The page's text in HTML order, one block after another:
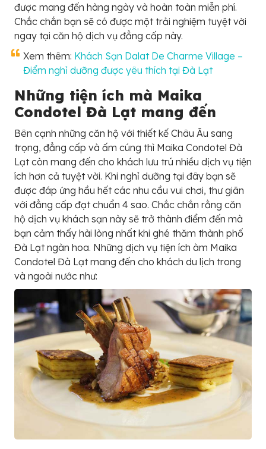
được mang đến hàng ngày và hoàn toàn miễn phí.
Chắc chắn bạn sẽ có được một trải nghiệm tuyệt vời
ngay tại căn hộ dịch vụ đẳng cấp này.
Xem thêm: Khách Sạn Dalat De Charme Village –
Điểm nghỉ dưỡng được yêu thích tại Đà Lạt
Những tiện ích mà Maika
Condotel Đà Lạt mang đến
Bên cạnh những căn hộ với thiết kế Châu Âu sang
trọng, đẳng cấp và ấm cúng thì Maika Condotel Đà
Lạt còn mang đến cho khách lưu trú nhiều dịch vụ tiện
ích hơn cả tuyệt vời. Khi nghỉ dưỡng tại đây bạn sẽ
được đáp ứng hầu hết các nhu cầu vui chơi, thư giãn
với đẳng cấp đạt chuẩn 4 sao. Chắc chắn rằng căn
hộ dịch vụ khách sạn này sẽ trở thành điểm đến mà
bạn cảm thấy hài lòng nhất khi ghé thăm thành phố
Đà Lạt ngàn hoa. Những dịch vụ tiện ích àm Maika
Condotel Đà Lạt mang đến cho khách du lịch trong
và ngoài nước như: